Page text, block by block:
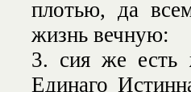
плотью, да
жизнь вечную:
3. сия же есть
Единаго